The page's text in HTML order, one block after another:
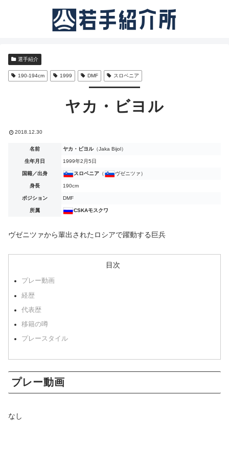
選手紹介
190-194cm 1999 DMF スロベニア
ヤカ・ビヨル
2018.12.30
名前 ヤカ・ビヨル（Jaka Bijol）
生年月日 1999年2月5日
国籍／出身 スロベニア （ ヴゼニツァ）
身長 190cm
ポジション DMF
所属 CSKAモスクワ
ヴゼニツァから輩出されたロシアで躍動する巨兵
目次
プレー動画
経歴
代表歴
移籍の噂
プレースタイル
プレー動画
なし